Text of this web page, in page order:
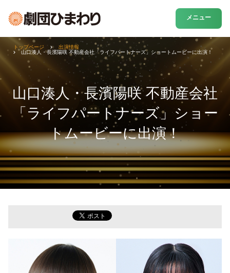
メニュー
山口湊人・長濱陽咲 不動産会社
「ライフパートナーズ」ショー
トムービーに出演！
トップページ
出演情報
山口湊人・長濱陽咲 不動産会社「ライフパートナーズ」ショートムービーに出演！